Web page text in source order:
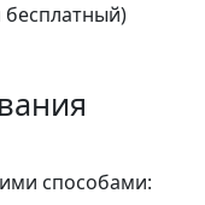
бесплатный)
способами: